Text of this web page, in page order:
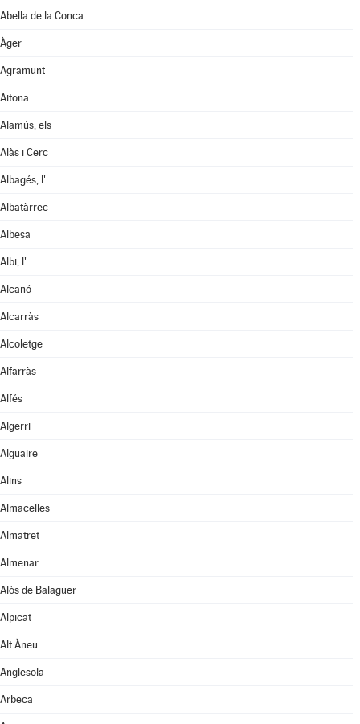
Abella de la Conca
Àger
Agramunt
Aitona
Alamús, els
Alàs i Cerc
Albagés, l'
Albatàrrec
Albesa
Albi, l'
Alcanó
Alcarràs
Alcoletge
Alfarràs
Alfés
Algerri
Alguaire
Alins
Almacelles
Almatret
Almenar
Alòs de Balaguer
Alpicat
Alt Àneu
Anglesola
Arbeca